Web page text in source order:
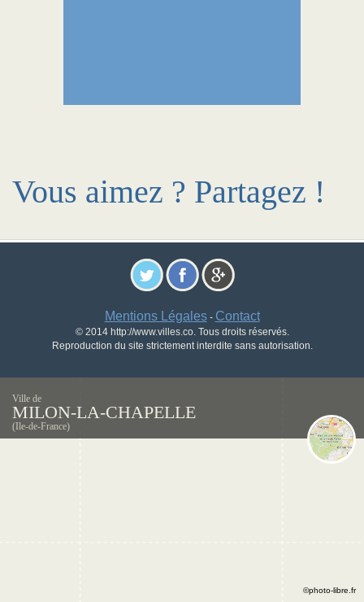
Vous aimez ? Partagez !
Mentions Légales- Contact
© 2014 http://www.villes.co. Tous droits réservés.
Reproduction du site strictement interdite sans autorisation.
Ville de
MILON-LA-CHAPELLE
(Ile-de-France)
©photo-libre.fr